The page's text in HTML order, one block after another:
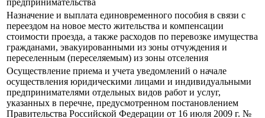
предпринимательства
Назначение и выплата единовременного пособия в связи с
переездом на новое место жительства и компенсации
стоимости проезда, а также расходов по перевозке имущества
гражданами, эвакуированными из зоны отчуждения и
переселенным (переселяемым) из зоны отселения
Осуществление приема и учета уведомлений о начале
осуществления юридическими лицами и индивидуальными
предпринимателями отдельных видов работ и услуг,
указанных в перечне, предусмотренном постановлением
Правительства Российской Федерации от 16 июля 2009 г. №